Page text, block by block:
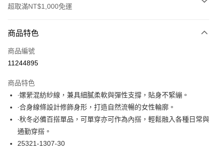
超取滿NT$1,000免運
信用卡一次付款
超商取貨付款
Apple Pay
悠遊付
大哥付你分期
相關說明
商品特色
商品編號
11244895
商品特色
∙嫘縈混紡紗線，兼具細膩柔軟與彈性支撐，貼身不緊繃。
∙合身線條設計修飾身形，打造自然流暢的女性輪廓。
∙秋冬必備百搭單品，可單穿亦可作為內搭，輕鬆融入各種日常與
通勤穿搭。
25321-1307-30